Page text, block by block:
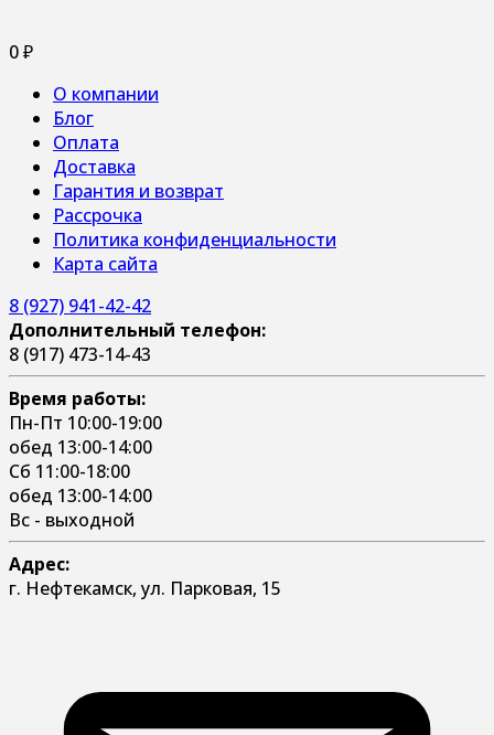
0₽
О компании
Блог
Оплата
Доставка
Гарантия и возврат
Рассрочка
Политика конфиденциальности
Карта сайта
8 (927) 941-42-42
Дополнительный телефон:
8 (917) 473-14-43
Время работы:
Пн-Пт 10:00-19:00
обед 13:00-14:00
Сб 11:00-18:00
обед 13:00-14:00
Вс - выходной
Адрес:
г. Нефтекамск, ул. Парковая, 15